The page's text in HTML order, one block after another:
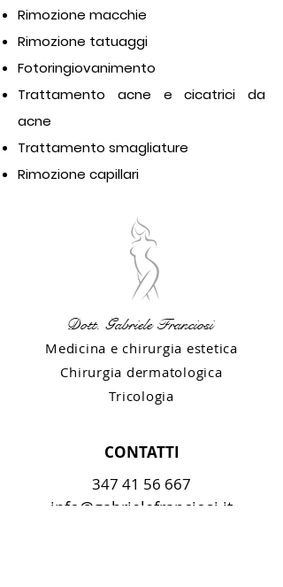
Rimozione macchie
Rimozione tatuaggi
Fotoringiovanimento
Trattamento acne e cicatrici da
acne
Trattamento smagliature
Rimozione capillari
Dott. Gabriele Franciosi
Medicina e chirurgia estetica
Chirurgia dermatologica
Tricologia
CONTATTI
347 41 56 667
info@gabrielefranciosi.it